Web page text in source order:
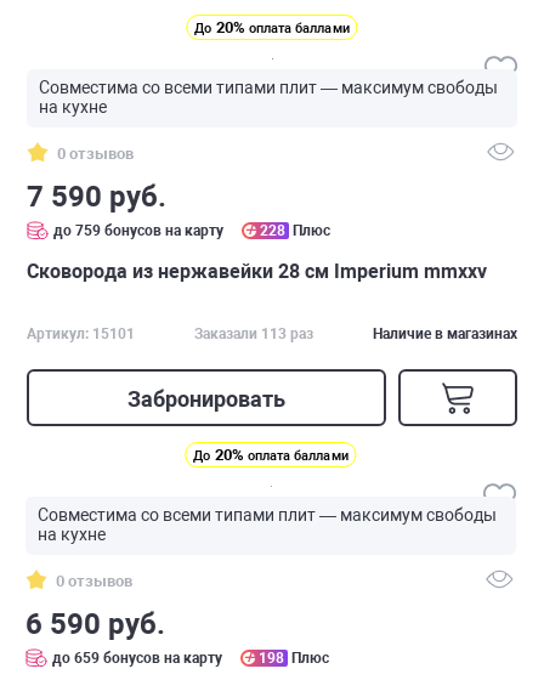
До 20% оплата баллами
Совместима со всеми типами плит — максимум свободы
на кухне
0 отзывов
7 590 руб.
до 759 бонусов на карту 228 Плюс
Сковорода из нержавейки 28 см Imperium mmxxv
Артикул: 15101 Заказали 113 раз Наличие в магазинах
Забронировать
До 20% оплата баллами
Совместима со всеми типами плит — максимум свободы
на кухне
0 отзывов
6 590 руб.
до 659 бонусов на карту 198 Плюс